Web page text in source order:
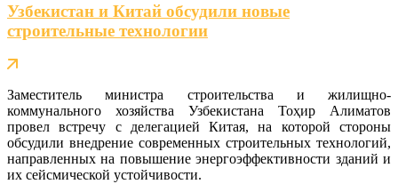
Узбекистан и Китай обсудили новые
строительные технологии
Заместитель министра строительства и жилищно-
коммунального хозяйства Узбекистана Тоҳир Алиматов
провел встречу с делегацией Китая, на которой стороны
обсудили внедрение современных строительных технологий,
направленных на повышение энергоэффективности зданий и
их сейсмической устойчивости.